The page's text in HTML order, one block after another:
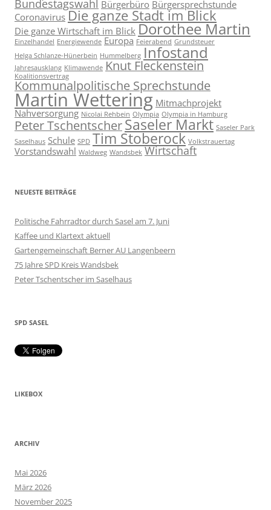
Bundestagswahl Bürgerbüro Bürgersprechstunde
Coronavirus Die ganze Stadt im Blick
Die ganze Wirtschaft im Blick Dorothee Martin
Einzelhandel Energiewende Europa Feierabend Grundsteuer
Helga Schlanze-Hünerbein Hummelberg Infostand
Jahresausklang Klimawende Knut Fleckenstein
Koalitionsvertrag
Kommunalpolitische Sprechstunde
Martin Wettering Mitmachprojekt
Nahversorgung Nicolai Rehbein Olympia Olympia in Hamburg
Peter TschentscherSaseler Markt Saseler Park
Saselhaus Schule SPD Tim Stoberock Volkstrauertag
Vorstandswahl Waldweg Wandsbek Wirtschaft
NEUESTE BEITRÄGE
Politische Fahrradtor durch Sasel am 7. Juni
Kaffee und Klartext aktuell
Gartengemeinschaft Berner AU Langenbeern
75 Jahre SPD Kreis Wandsbek
Peter Tschentscher im Saselhaus
SPD SASEL
LIKEBOX
ARCHIV
Mai 2026
März 2026
November 2025